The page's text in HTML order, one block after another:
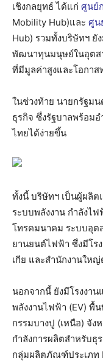
เชิงกลยุทธ์ ได้แก่ ศูนย์
Mobility Hub)และ ศูน
Hub) รวมทั้งบริษัทฯ ยั
พัฒนาทุนมนุษย์ในอุตส
ที่มีมูลค่าสูงและโอกาส
ในช่วงท้าย นายกรัฐมน
ธุรกิจ ซึ่งรัฐบาลพร้อม
ไทยได้ง่ายขึ้น
ทั้งนี้ บริษัทฯ เป็นผู้ผลิ
ระบบพลังงาน กำลังไ
โทรคมนาคม ระบบอุต
ยานยนต์ไฟฟ้า ซึ่งมีโร
เกีย และสำนักงานให
นอกจากนี้ ยังมีโรงงา
พลังงานไฟฟ้า (EV) พื้
กรรมบางปู (เหนือ) จัง
กำลังการผลิตสำหรับธุ
กลุ่มผลิตภัณฑ์ประเภท